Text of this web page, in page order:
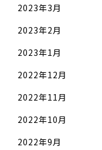
2023年3月
2023年2月
2023年1月
2022年12月
2022年11月
2022年10月
2022年9月